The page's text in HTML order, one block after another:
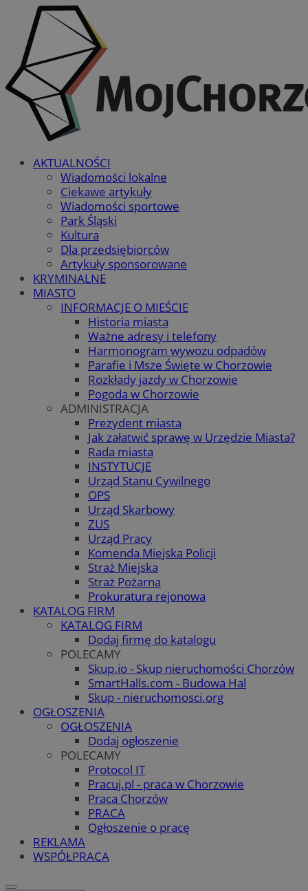
AKTUALNOŚCI
Wiadomości lokalne
Ciekawe artykuły
Wiadomości sportowe
Park Śląski
Kultura
Dla przedsiębiorców
Artykuły sponsorowane
KRYMINALNE
MIASTO
INFORMACJE O MIEŚCIE
Historia miasta
Ważne adresy i telefony
Harmonogram wywozu odpadów
Parafie i Msze Święte w Chorzowie
Rozkłady jazdy w Chorzowie
Pogoda w Chorzowie
ADMINISTRACJA
Prezydent miasta
Jak załatwić sprawę w Urzędzie Miasta?
Rada miasta
INSTYTUCJE
Urząd Stanu Cywilnego
OPS
Urząd Skarbowy
ZUS
Urząd Pracy
Komenda Miejska Policji
Straż Miejska
Straż Pożarna
Prokuratura rejonowa
KATALOG FIRM
KATALOG FIRM
Dodaj firmę do katalogu
POLECAMY
Skup.io - Skup nieruchomości Chorzów
SmartHalls.com - Budowa Hal
Skup - nieruchomosci.org
OGŁOSZENIA
OGŁOSZENIA
Dodaj ogłoszenie
POLECAMY
Protocol IT
Pracuj.pl - praca w Chorzowie
Praca Chorzów
PRACA
Ogłoszenie o pracę
REKLAMA
WSPÓŁPRACA